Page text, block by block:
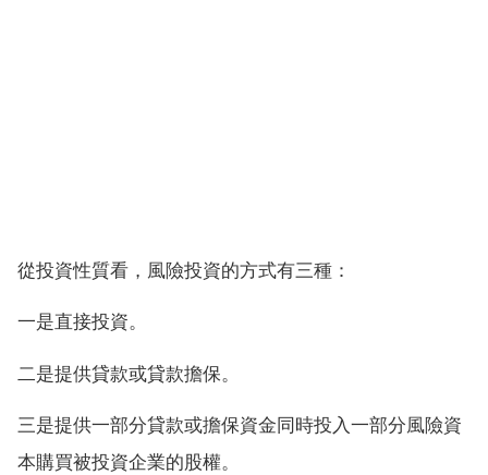
從投資性質看，風險投資的方式有三種：
一是直接投資。
二是提供貸款或貸款擔保。
三是提供一部分貸款或擔保資金同時投入一部分風險資
本購買被投資企業的股權。